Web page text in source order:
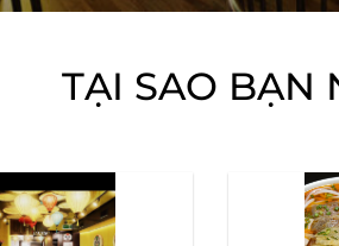
TẠI SAO BẠN